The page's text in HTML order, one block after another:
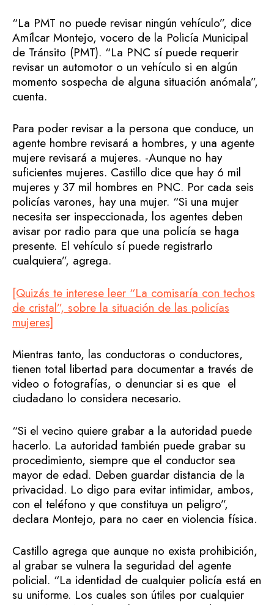
“La PMT no puede revisar ningún vehículo”, dice
Amílcar Montejo, vocero de la Policía Municipal
de Tránsito (PMT). “La PNC sí puede requerir
revisar un automotor o un vehículo si en algún
momento sospecha de alguna situación anómala”,
cuenta.
Para poder revisar a la persona que conduce, un
agente hombre revisará a hombres, y una agente
mujere revisará a mujeres. -Aunque no hay
suficientes mujeres. Castillo dice que hay 6 mil
mujeres y 37 mil hombres en PNC. Por cada seis
policías varones, hay una mujer. “Si una mujer
necesita ser inspeccionada, los agentes deben
avisar por radio para que una policía se haga
presente. El vehículo sí puede registrarlo
cualquiera”, agrega.
[Quizás te interese leer “La comisaría con techos
de cristal”, sobre la situación de las policías
mujeres]
Mientras tanto, las conductoras o conductores,
tienen total libertad para documentar a través de
video o fotografías, o denunciar si es que el
ciudadano lo considera necesario.
“Si el vecino quiere grabar a la autoridad puede
hacerlo. La autoridad también puede grabar su
procedimiento, siempre que el conductor sea
mayor de edad. Deben guardar distancia de la
privacidad. Lo digo para evitar intimidar, ambos,
con el teléfono y que constituya un peligro”,
declara Montejo, para no caer en violencia física.
Castillo agrega que aunque no exista prohibición,
al grabar se vulnera la seguridad del agente
policial. “La identidad de cualquier policía está en
su uniforme. Los cuales son útiles por cualquier